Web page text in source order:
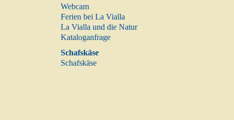
Webcam
Ferien bei La Vialla
La Vialla und die Natur
Kataloganfrage
Schafskäse
Schafskäse